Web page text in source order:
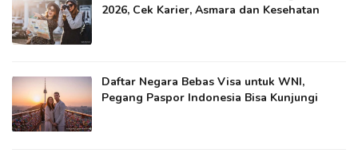
2026, Cek Karier, Asmara dan Kesehatan
Daftar Negara Bebas Visa untuk WNI,
Pegang Paspor Indonesia Bisa Kunjungi